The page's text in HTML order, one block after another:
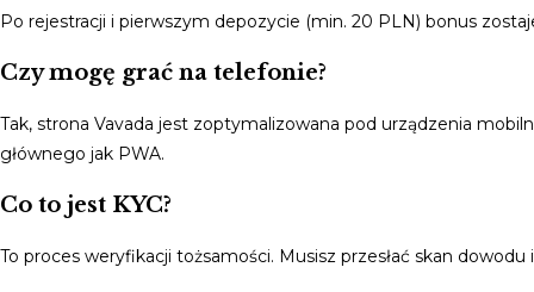
Po rejestracji i pierwszym depozycie (min. 20 PLN) bonus
Czy mogę grać na telefonie?
Tak, strona Vavada jest zoptymalizowana pod urządzenia
głównego jak PWA.
Co to jest KYC?
To proces weryfikacji tożsamości. Musisz przesłać skan